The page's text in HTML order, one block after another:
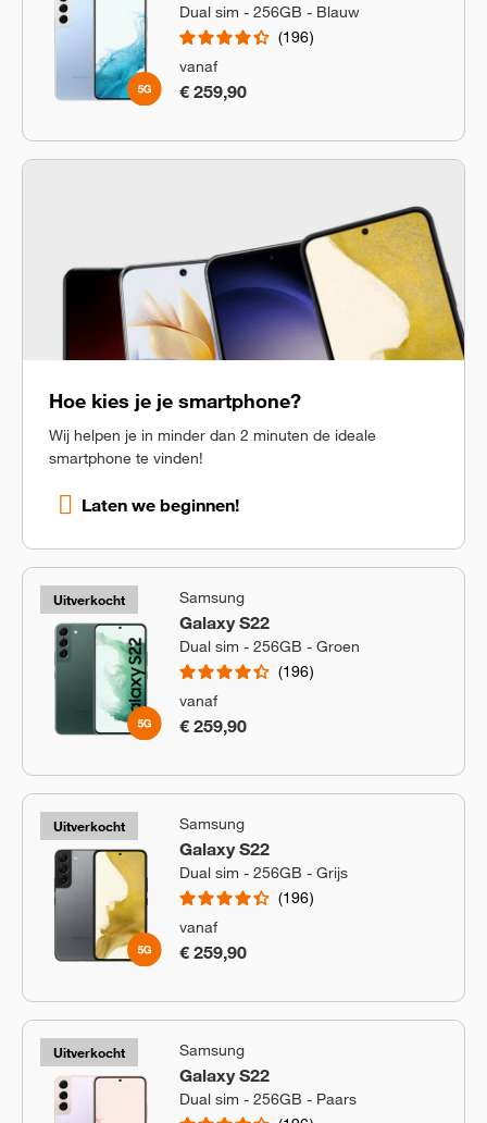
Dual sim - 256GB - Blauw
196
vanaf
€ 259,90
Hoe kies je je smartphone?
Wij helpen je in minder dan 2 minuten de ideale
smartphone te vinden!
Laten we beginnen!
Uitverkocht Samsung
Galaxy S22
Dual sim - 256GB - Groen
196
vanaf
€ 259,90
Uitverkocht Samsung
Galaxy S22
Dual sim - 256GB - Grijs
196
vanaf
€ 259,90
Uitverkocht Samsung
Galaxy S22
Dual sim - 256GB - Paars